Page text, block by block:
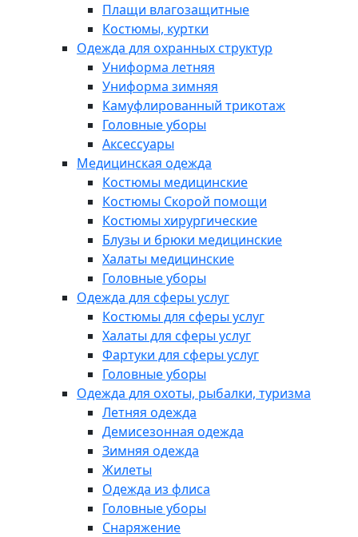
Плащи влагозащитные
Костюмы, куртки
Одежда для охранных структур
Униформа летняя
Униформа зимняя
Камуфлированный трикотаж
Головные уборы
Аксессуары
Медицинская одежда
Костюмы медицинские
Костюмы Скорой помощи
Костюмы хирургические
Блузы и брюки медицинские
Халаты медицинские
Головные уборы
Одежда для сферы услуг
Костюмы для сферы услуг
Халаты для сферы услуг
Фартуки для сферы услуг
Головные уборы
Одежда для охоты, рыбалки, туризма
Летняя одежда
Демисезонная одежда
Зимняя одежда
Жилеты
Одежда из флиса
Головные уборы
Снаряжение